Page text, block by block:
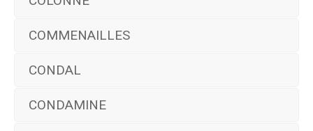
COMMENAILLES
CONDAL
CONDAMINE